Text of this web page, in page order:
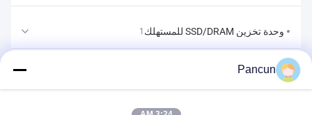
وحدة تخزين SSD/DRAM للمستهلك 1
إي إم إم سي/UFS/LPDDR
Pancun